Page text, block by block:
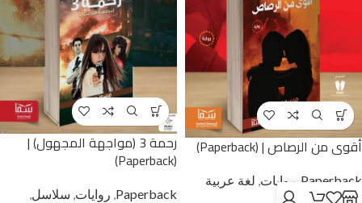
أقوى من الرصاص | (Paperback)
Paperback روايات, لغة عربية
وحوار بالمصرية
رحمة 3 (مواجهة المجهول) |
(Paperback)
Paperback روايات سلاسل